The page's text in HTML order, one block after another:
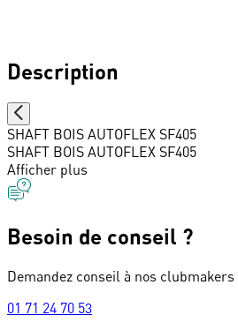
Description
SHAFT BOIS AUTOFLEX SF405
SHAFT BOIS AUTOFLEX SF405
Afficher plus
Besoin de conseil ?
Demandez conseil à nos
01 71 24 70 53